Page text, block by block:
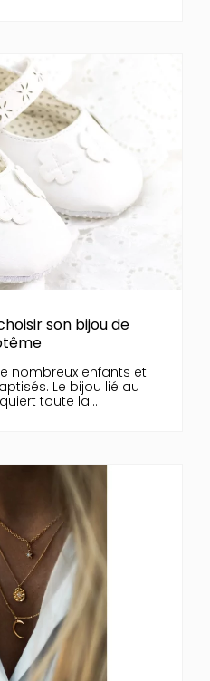
son bijou de
nombreux enfants et
Le bijou lié au
toute la...